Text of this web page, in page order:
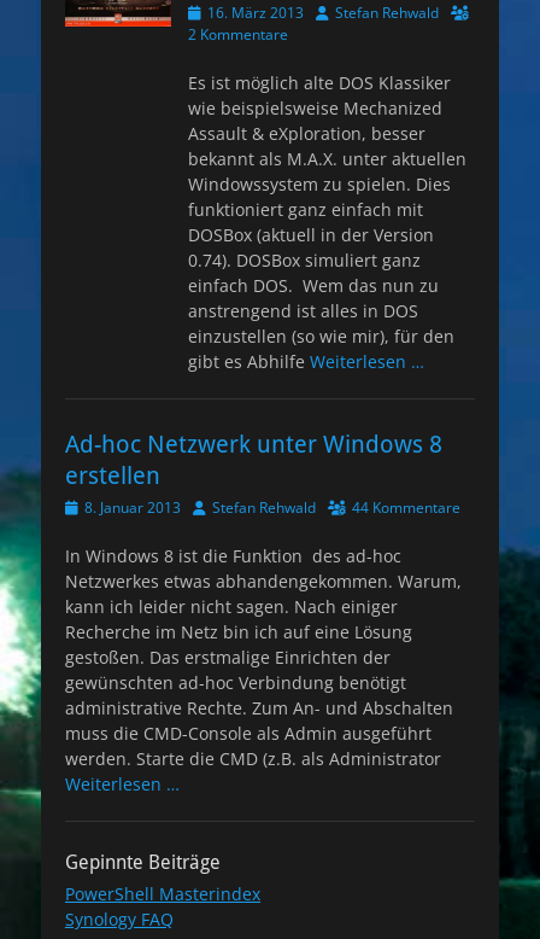
Veröffentlicht
am
16. März 2013 AutorStefan Rehwald
2 Kommentare
Es ist möglich alte DOS Klassiker
wie beispielsweise Mechanized
Assault & eXploration, besser
bekannt als M.A.X. unter aktuellen
Windowssystem zu spielen. Dies
funktioniert ganz einfach mit
DOSBox (aktuell in der Version
0.74). DOSBox simuliert ganz
einfach DOS. Wem das nun zu
anstrengend ist alles in DOS
einzustellen (so wie mir), für den
gibt es Abhilfe Weiterlesen …
Ad-hoc Netzwerk unter Windows 8
erstellen
Veröffentlicht
8. Januar 2013 AutorStefan Rehwald 44 Kommentare
In Windows 8 ist die Funktion des ad-hoc
Netzwerkes etwas abhandengekommen. Warum,
kann ich leider nicht sagen. Nach einiger
Recherche im Netz bin ich auf eine Lösung
gestoßen. Das erstmalige Einrichten der
gewünschten ad-hoc Verbindung benötigt
administrative Rechte. Zum An- und Abschalten
muss die CMD-Console als Admin ausgeführt
werden. Starte die CMD (z.B. als Administrator
Weiterlesen …
Gepinnte Beiträge
PowerShell Masterindex
Synology FAQ